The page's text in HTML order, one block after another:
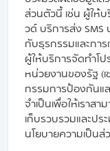
ส่วนตัวนี้ เช่น ผู้ให้บ
วด์ บริการส่ง SMS
กับธุรกรรมและการ
ผู้ให้บริการจัดทำโ
หน่วยงานของรัฐ (
กรรมการป้องกันแ
จำเป็นเพื่อให้เราส
เก็บรวบรวมและป
นโยบายความเป็น